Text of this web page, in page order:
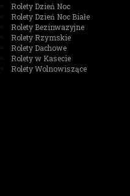
Rolety Dzień Noc
Rolety Dzień Noc Białe
Rolety Bezinwazyjne
Rolety Rzymskie
Rolety Dachowe
Rolety w Kasecie
Rolety Wolnowiszące